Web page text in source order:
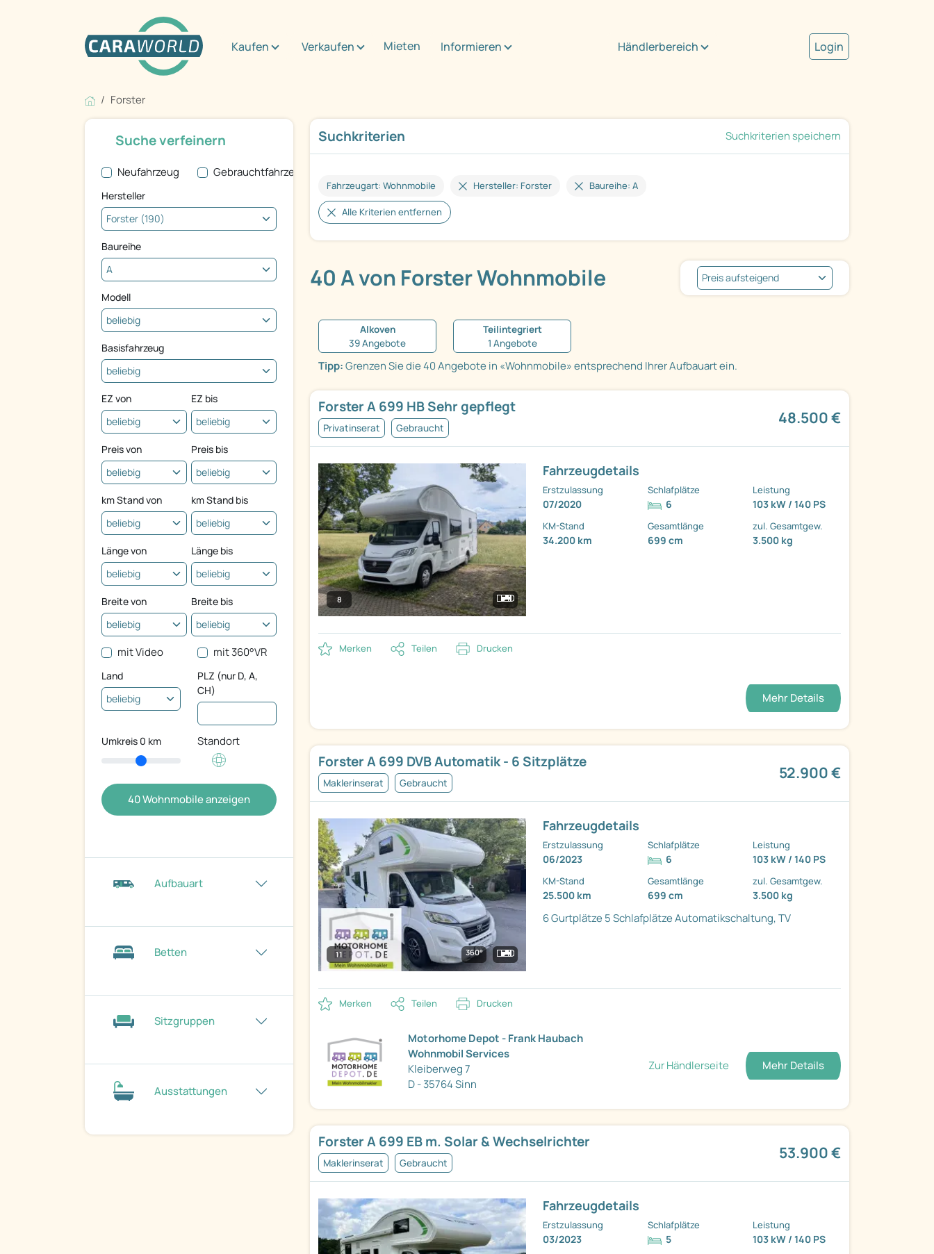
Kaufen Verkaufen Mieten Informieren Händlerbereich Login
Forster
Suchkriterien Suchkriterien speichern
Fahrzeugart: Wohnmobile Hersteller: Forster Baureihe: A
Alle Kriterien entfernen
40 A von Forster Wohnmobile
Alkoven
39 Angebote
Teilintegriert
1 Angebote
Tipp:Grenzen Sie die 40 Angebote in «Wohnmobile» entsprechend Ihrer Aufbauart ein.
Forster A 699 HB Sehr gepflegt
Privatinserat Gebraucht
48.500 €
8
Fahrzeugdetails
Erstzulassung
07/2020
Schlafplätze
6
Leistung
103 kW / 140 PS
KM-Stand
34.200 km
Gesamtlänge
699 cm
zul. Gesamtgew.
3.500 kg
Merken Teilen Drucken
Mehr Details
Forster A 699 DVB Automatik - 6 Sitzplätze
Maklerinserat Gebraucht
52.900 €
11 360°
Fahrzeugdetails
Erstzulassung
06/2023
Schlafplätze
6
Leistung
103 kW / 140 PS
KM-Stand
25.500 km
Gesamtlänge
699 cm
zul. Gesamtgew.
3.500 kg
6 Gurtplätze 5 Schlafplätze Automatikschaltung, TV
Merken Teilen Drucken
Motorhome Depot - Frank Haubach
Wohnmobil Services
Kleiberweg 7
D - 35764 Sinn
Zur Händlerseite Mehr Details
Forster A 699 EB m. Solar & Wechselrichter
Maklerinserat Gebraucht
53.900 €
Fahrzeugdetails
Erstzulassung
03/2023
Schlafplätze
5
Leistung
103 kW / 140 PS
Suche verfeinern
Neufahrzeug Gebrauchtfahrzeug
Hersteller
Baureihe
Modell
Basisfahrzeug
EZ von EZ bis
Preis von Preis bis
km Stand von km Stand bis
Länge von Länge bis
Breite von Breite bis
mit Video mit 360°VR
Land
PLZ (nur D, A,
CH)
Umkreis 0 km Standort
40Wohnmobile anzeigen
Aufbauart
Betten
Sitzgruppen
Ausstattungen